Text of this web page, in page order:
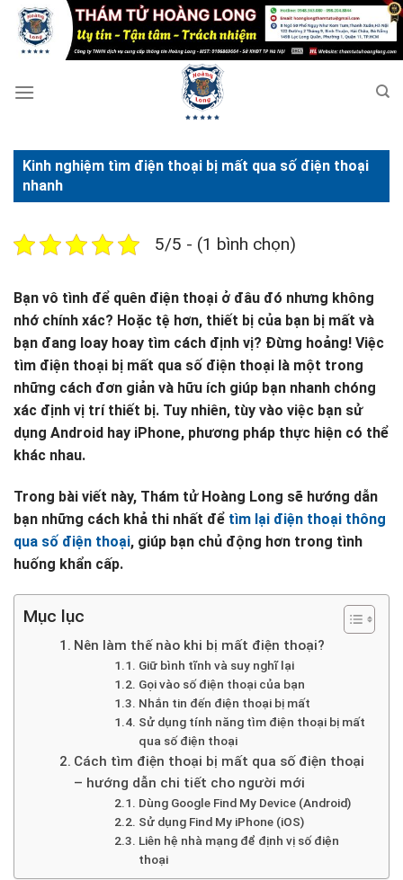
qua
Kinh nghiệm tìm điện thoại bị mất qua số điện thoại
nhanh
5/5 - (1 bình chọn)
Bạn vô tình để quên điện thoại ở đâu đó nhưng không
nhớ chính xác? Hoặc tệ hơn, thiết bị của bạn bị mất và
bạn đang loay hoay tìm cách định vị? Đừng hoảng! Việc
tìm điện thoại bị mất qua số điện thoại là một trong
những cách đơn giản và hữu ích giúp bạn nhanh chóng
xác định vị trí thiết bị. Tuy nhiên, tùy vào việc bạn sử
dụng Android hay iPhone, phương pháp thực hiện có thể
khác nhau.
Trong bài viết này, Thám tử Hoàng Long sẽ hướng dẫn
bạn những cách khả thi nhất để tìm lại điện thoại thông
qua số điện thoại, giúp bạn chủ động hơn trong tình
huống khẩn cấp.
Mục lục
Nên làm thế nào khi bị mất điện thoại?
Giữ bình tĩnh và suy nghĩ lại
Gọi vào số điện thoại của bạn
Nhắn tin đến điện thoại bị mất
Sử dụng tính năng tìm điện thoại bị mất
qua số điện thoại
Cách tìm điện thoại bị mất qua số điện thoại
– hướng dẫn chi tiết cho người mới
Dùng Google Find My Device (Android)
Sử dụng Find My iPhone (iOS)
Liên hệ nhà mạng để định vị số điện
thoại